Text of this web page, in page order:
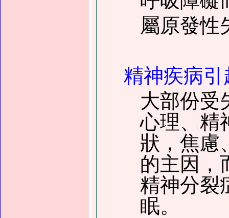
屬原發性
精神疾病
大部份受
心理、精
狀，焦慮
的主因，
精神分裂
眠。